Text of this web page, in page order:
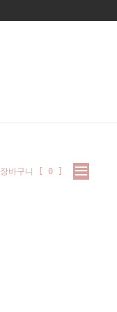
장바구니 [ 0